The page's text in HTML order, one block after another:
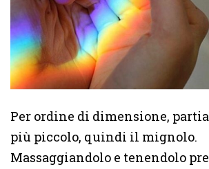
Per ordine di dimensione,
più piccolo, quindi il mignolo.
Massaggiandolo e tenendolo